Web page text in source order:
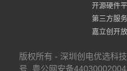
开源硬件
第三方服务
嘉立创开
版权所有 - 深圳创电优选科
号
粤公网安备